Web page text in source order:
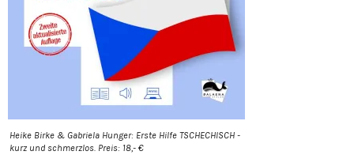
Heike Birke & Gabriela Hunger: Erste Hilfe TSCHECHISCH -
kurz und schmerzlos. Preis: 18,- €